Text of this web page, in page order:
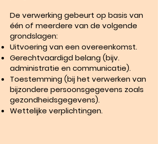
De verwerking gebeurt op basis van
één of meerdere van de volgende
grondslagen:
Uitvoering van een overeenkomst.
Gerechtvaardigd belang (bijv.
administratie en communicatie).
Toestemming (bij het verwerken van
bijzondere persoonsgegevens zoals
gezondheidsgegevens).
Wettelijke verplichtingen.